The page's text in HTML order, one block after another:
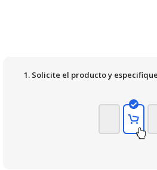
1. Solicite el producto y